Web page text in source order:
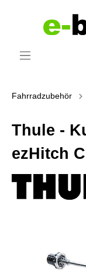
Fahrradzubehör
Thule -
ezHitch